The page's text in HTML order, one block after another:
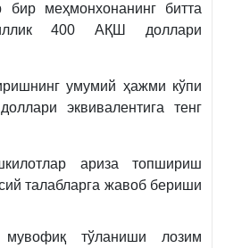
меҳмонхонанинг битта
400 АҚШ доллари
умумий ҳажми кўпи
эквивалентига тенг
ариза топшириш
талабларга жавоб бериши
мувофиқ тўланиши лозим